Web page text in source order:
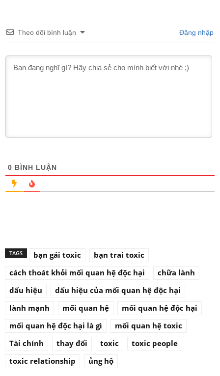
Theo dõi bình luận Đăng nhập
0 BÌNH LUẬN
TAGS bạn gái toxic
bạn trai toxic
cách thoát khỏi mối quan hệ độc hại
chữa lành
dấu hiệu
dấu hiệu của mối quan hệ độc hại
lành mạnh
mối quan hệ
mối quan hệ độc hại
mối quan hệ độc hại là gì
mối quan hệ toxic
Tài chính
thay đổi toxic
toxic people
toxic relationship
ủng hộ